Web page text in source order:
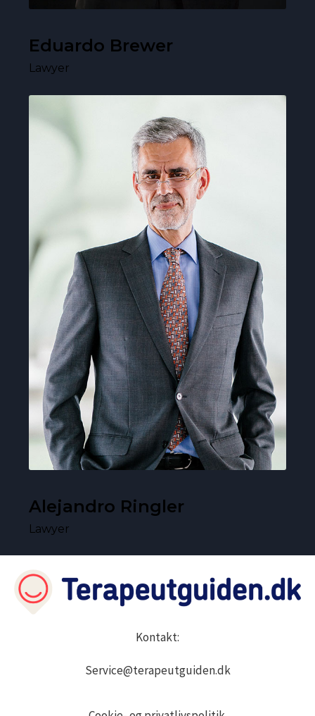
Eduardo Brewer
Lawyer
Alejandro Ringler
Lawyer
Kontakt:
Service@terapeutguiden.dk